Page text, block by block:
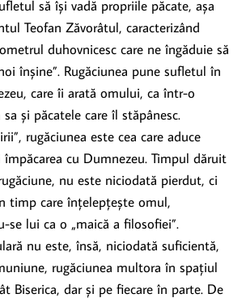
să își vadă propriile păcate, așa
Teofan Zăvorâtul, caracterizând
duhovnicesc care ne îngăduie să
înșine”. Rugăciunea pune sufletul în
care îi arată omului, ca într-o
și păcatele care îl stăpânesc.
rugăciunea este cea care aduce
cu Dumnezeu. Timpul dăruit
nu este niciodată pierdut, ci
timp care înțelepțește omul,
se lui ca o „maică a filosofiei”.
nu este, însă, niciodată suficientă,
rugăciunea multora în spațiul
Biserica, dar și pe fiecare în parte. De